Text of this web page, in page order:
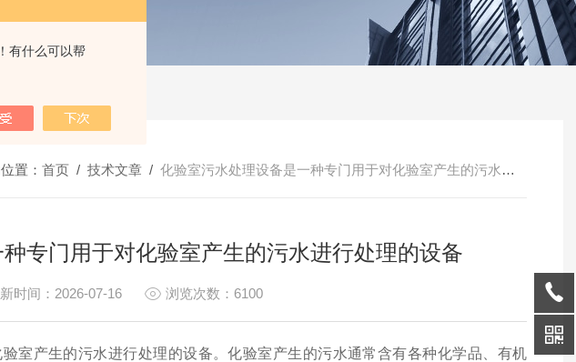
有什么可以帮
置： 首页/ 技术文章/ 化验室污水处理设备是一种专门用于对化验室产生的污水进行处理的设备
专门用于对化验室产生的污水进行处理的设备
时间：2026-07-16 浏览次数：6100
室产生的污水进行处理的设备。化验室产生的污水通常含有各种化学品、有机